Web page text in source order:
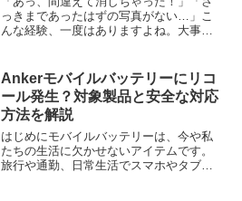
っきまであったはずの写真がない…」こ
んな経験、一度はありますよね。大事な
した」フォルダからも消えてたら、もう
おしまいなんじゃないかっ...
Ankerモバイルバッテリーにリコ
ール発生？対象製品と安全な対応
方法を解説
はじめにモバイルバッテリーは、今や私
たちの生活に欠かせないアイテムです。
旅行や通勤、日常生活でスマホやタブレ